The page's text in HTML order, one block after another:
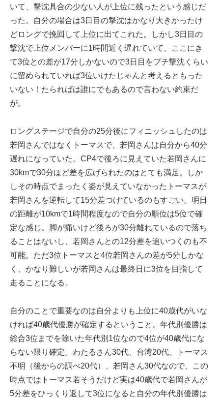
いて、撃沈具合の少ない人が上位に残ったという感じだ
った。自分の場合は3日目の撃沈はかなり大きかったけ
どロングで挽回して上位に出てこれた。しかし3日目の
撃沈で上位メンバーに1時間近く遅れていて、ここにき
て3位との差が17分しかないので3日目をプチ撃沈くらい
に留められていれば3位いけたじゃんと考えるともった
いない！たらればは誰にでもあるので言わない約束だ
が。
ロングステージで自分の25分後にフィニッシュしたのは
若岡さんではなくトーマスで、若岡さんは自分から40分
遅れになっていた。CP4で後ろに見えていた若岡さんに
30kmで30分ほど差を広げられたのはとても満足。しか
しその時点でまったく姿が見えていなかったトーマスが
若岡さんを逆転して15分差つけているのもすごい。明日
の距離が10kmで1時間程度なので自分の順位は5位で確
定な感じ。脚が痛いけど後ろが30分離れているので落ち
ることはないし、若岡さんとの12分差を追いつくのも不
可能。ただ3位トーマスと4位若岡さんの差が5分しかな
く、かなり難しいが若岡さんは最終日に3位を目指して
走ることになる。
自分のことで重要なのは自分よりも上位に40歳代がいな
ければ40歳代優勝が確定するということ。年代別優勝は
総合3位までを除いた年代別1位なので4位が40歳代にな
らない限り確定。わたるさん30代、台湾20代、トーマス
不明（後からの調べ20代）、若岡さん30代なので、この
時点ではトーマス若そうだけど実は40歳代で若岡さんが
5分差をひっくり返して3位になると自分の年代別優勝は